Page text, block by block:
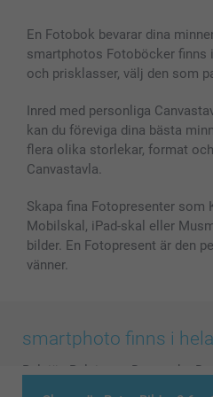
Skal till Mobil & Surfplatta
MyNameBook
Fotoramar & Tillbehör
Presentkort
Alla fotoprodukter
Sitemap
Villkor och garantier
smartbonus
Priser & betalning
En Fotobok bevarar dina
smartphotos Fotoböcker finns
och prisklasser, välj den som
Inred med personliga
kan du föreviga dina bästa
flera olika storlekar, format
Canvastavla.
Skapa fina Fotopresenter som
Mobilskal, iPad-skal eller
bilder. En Fotopresent är den
vänner.
smartphoto finns i
België Belgique Danmark
Nederland Norge - Österreich